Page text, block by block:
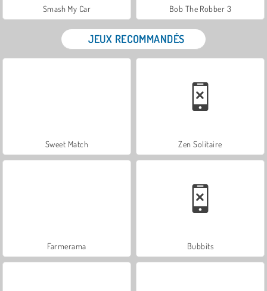
Smash My Car Bob The Robber 3
JEUX RECOMMANDÉS
Sweet Match Zen Solitaire
Farmerama Bubbits